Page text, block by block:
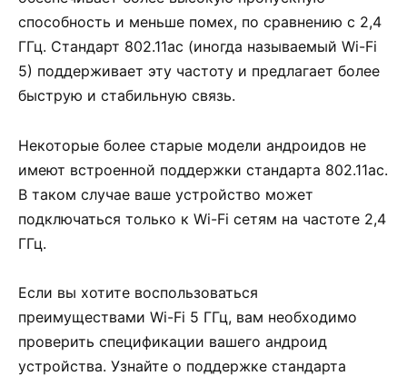
способность и меньше помех, по сравнению с 2,4
ГГц. Стандарт 802.11ac (иногда называемый Wi-Fi
5) поддерживает эту частоту и предлагает более
быструю и стабильную связь.
Некоторые более старые модели андроидов не
имеют встроенной поддержки стандарта 802.11ac.
В таком случае ваше устройство может
подключаться только к Wi-Fi сетям на частоте 2,4
ГГц.
Если вы хотите воспользоваться
преимуществами Wi-Fi 5 ГГц, вам необходимо
проверить спецификации вашего андроид
устройства. Узнайте о поддержке стандарта